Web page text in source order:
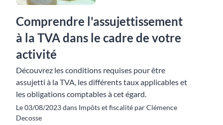
Comprendre l'assujettissement
à la TVA dans le cadre de votre
activité
Découvrez les conditions requises pour être
assujetti à la TVA, les différents taux applicables et
les obligations comptables à cet égard.
Le 03/08/2023 dans Impôts et fiscalité par Clémence
Decosse